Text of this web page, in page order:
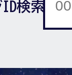
検索